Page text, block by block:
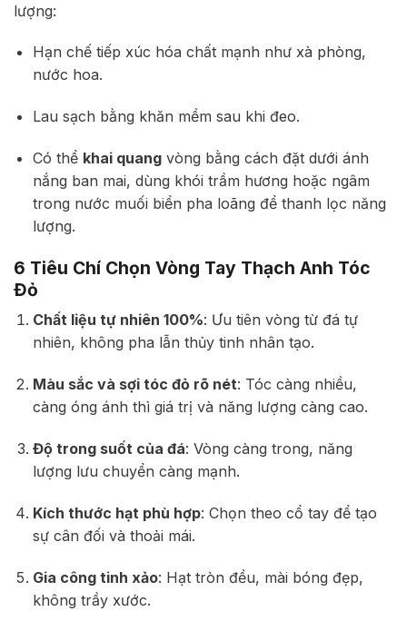
lượng:
Hạn chế tiếp xúc hóa chất mạnh như xà phòng,
nước hoa.
Lau sạch bằng khăn mềm sau khi đeo.
Có thể khai quangvòng bằng cách đặt dưới ánh
nắng ban mai, dùng khói trầm hương hoặc ngâm
trong nước muối biển pha loãng để thanh lọc năng
lượng.
6 Tiêu Chí Chọn Vòng Tay Thạch Anh Tóc
Đỏ
Chất liệu tự nhiên 100%: Ưu tiên vòng từ đá tự
nhiên, không pha lẫn thủy tinh nhân tạo.
Màu sắc và sợi tóc đỏ rõ nét: Tóc càng nhiều,
càng óng ánh thì giá trị và năng lượng càng cao.
Độ trong suốt của đá: Vòng càng trong, năng
lượng lưu chuyển càng mạnh.
Kích thước hạt phù hợp: Chọn theo cổ tay để tạo
sự cân đối và thoải mái.
Gia công tinh xảo: Hạt tròn đều, mài bóng đẹp,
không trầy xước.